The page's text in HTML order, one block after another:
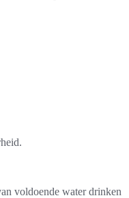
voldoende water drinken